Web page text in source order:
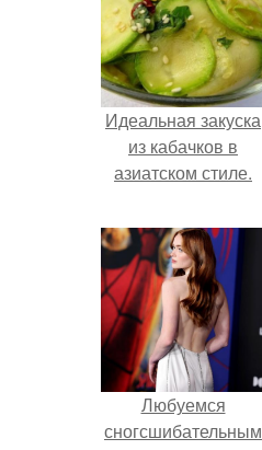
Идеальная закуска
из кабачков в
азиатском стиле.
Любуемся
сногсшибательным